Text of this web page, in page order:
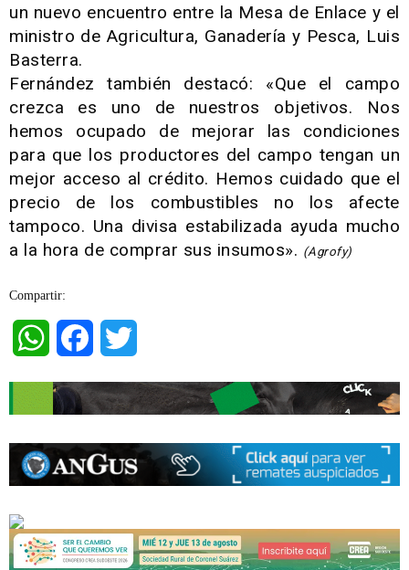
un nuevo encuentro entre la Mesa de Enlace y el
ministro de Agricultura, Ganadería y Pesca, Luis
Basterra.
Fernández también destacó: «Que el campo
crezca es uno de nuestros objetivos. Nos
hemos ocupado de mejorar las condiciones
para que los productores del campo tengan un
mejor acceso al crédito. Hemos cuidado que el
precio de los combustibles no los afecte
tampoco. Una divisa estabilizada ayuda mucho
a la hora de comprar sus insumos». (Agrofy)
Compartir:
WhatsAppFacebook